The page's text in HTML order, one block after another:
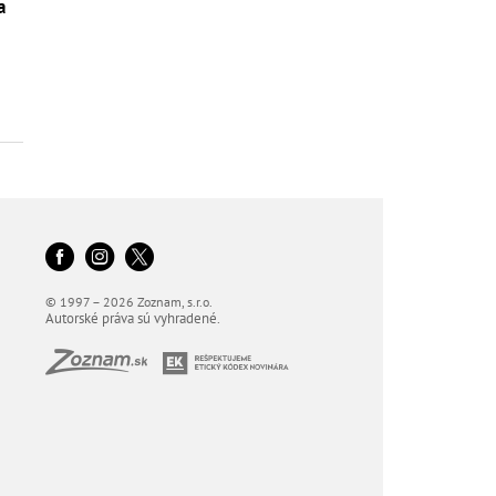
© 1997 – 2026 Zoznam, s.r.o.
Autorské práva sú vyhradené.